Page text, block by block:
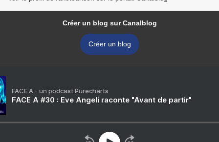
Créer un blog sur Canalblog
Créer un blog
FACE A - un podcast Purecharts
FACE A #30 : Eve Angeli raconte "Avant de partir"